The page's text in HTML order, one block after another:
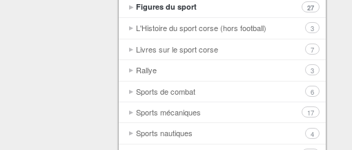
Figures du sport 27
L'Histoire du sport corse (hors football) 3
Livres sur le sport corse 7
Rallye 3
Sports de combat 6
Sports mécaniques 17
Sports nautiques 4